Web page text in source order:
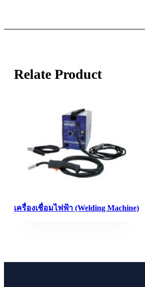
Relate Product
เครื่องเชื่อมไฟฟ้า (Welding Machine)